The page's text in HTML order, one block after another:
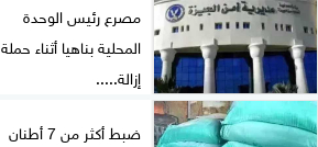
مصرع رئيس الوحدة
المحلية بناهيا أثناء حملة
إزالة.....
ضبط أكثر من 7 أطنان